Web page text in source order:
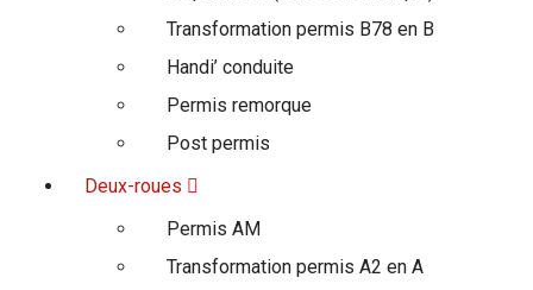
Transformation permis B78 en B
Handi’ conduite
Permis remorque
Post permis
Deux-roues
Permis AM
Transformation permis A2 en A